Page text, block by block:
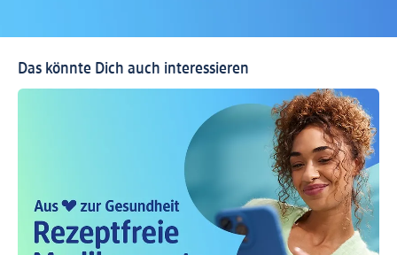
Das könnte Dich auch interessieren